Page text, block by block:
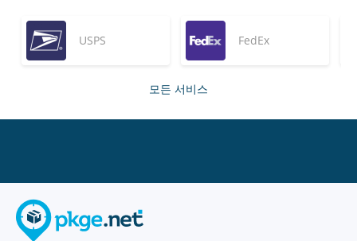
USPS FedEx
모든 서비스